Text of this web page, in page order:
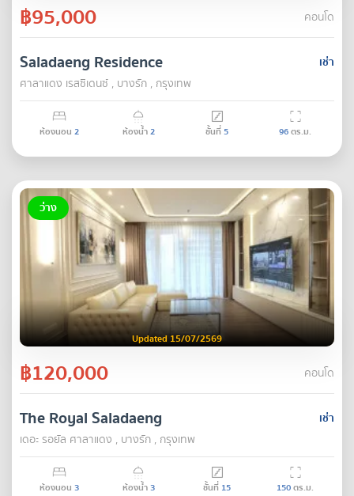
฿95,000 คอนโด
เช่า
Saladaeng Residence
ศาลาแดง เรสซิเดนซ์ , บางรัก , กรุงเทพ
ห้องนอน 2 ห้องน้ำ2 ชั้นที่5 96ตร.ม.
ว่าง
Updated 15/07/2569
฿120,000 คอนโด
เช่า
The Royal Saladaeng
เดอะ รอยัล ศาลาแดง , บางรัก , กรุงเทพ
ห้องนอน 3 ห้องน้ำ3 ชั้นที่ 15 150ตร.ม.